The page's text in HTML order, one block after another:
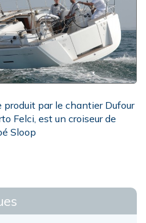
produit par le chantier Dufour
Felci, est un croiseur de
Sloop